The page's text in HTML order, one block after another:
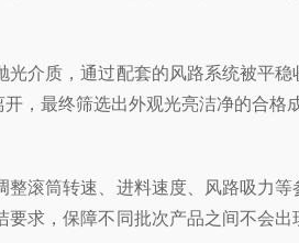
质，通过配套的风路系统被平
，最终筛选出外观光亮洁净的合格
筒转速、进料速度、风路吸力
求，保障不同批次产品之间不会